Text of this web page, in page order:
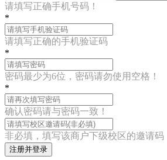
请填写正确手机号码！
*
请填写正确的手机验证码
*
密码最少为6位，密码请勿使用空格！
*
确认密码请与密码一致！
非必填，填写该商户下级校区的邀请码
注册并登录